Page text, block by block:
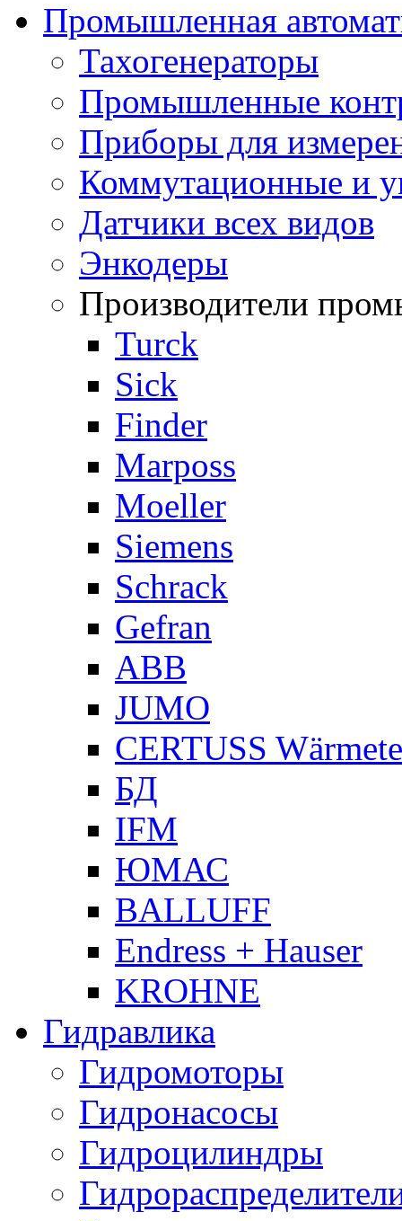
Промышленная
Тахогенераторы
Промышленные
Приборы для
Коммутационные и
Датчики всех видов
Энкодеры
Производители
Turck
Sick
Finder
Marposs
Moeller
Siemens
Schrack
Gefran
ABB
JUMO
CERTUSS
БД
IFM
ЮМАС
BALLUFF
Endress + Hauser
KROHNE
Гидравлика
Гидромоторы
Гидронасосы
Гидроцилиндры